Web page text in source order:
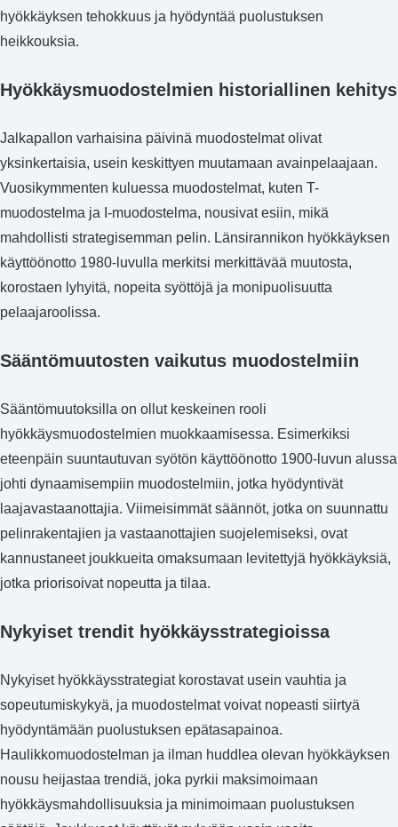
hyökkäyksen tehokkuus ja hyödyntää puolustuksen
heikkouksia.
Hyökkäysmuodostelmien historiallinen kehitys
Jalkapallon varhaisina päivinä muodostelmat olivat
yksinkertaisia, usein keskittyen muutamaan avainpelaajaan.
Vuosikymmenten kuluessa muodostelmat, kuten T-
muodostelma ja I-muodostelma, nousivat esiin, mikä
mahdollisti strategisemman pelin. Länsirannikon hyökkäyksen
käyttöönotto 1980-luvulla merkitsi merkittävää muutosta,
korostaen lyhyitä, nopeita syöttöjä ja monipuolisuutta
pelaajaroolissa.
Sääntömuutosten vaikutus muodostelmiin
Sääntömuutoksilla on ollut keskeinen rooli
hyökkäysmuodostelmien muokkaamisessa. Esimerkiksi
eteenpäin suuntautuvan syötön käyttöönotto 1900-luvun alussa
johti dynaamisempiin muodostelmiin, jotka hyödyntivät
laajavastaanottajia. Viimeisimmät säännöt, jotka on suunnattu
pelinrakentajien ja vastaanottajien suojelemiseksi, ovat
kannustaneet joukkueita omaksumaan levitettyjä hyökkäyksiä,
jotka priorisoivat nopeutta ja tilaa.
Nykyiset trendit hyökkäysstrategioissa
Nykyiset hyökkäysstrategiat korostavat usein vauhtia ja
sopeutumiskykyä, ja muodostelmat voivat nopeasti siirtyä
hyödyntämään puolustuksen epätasapainoa.
Haulikkomuodostelman ja ilman huddlea olevan hyökkäyksen
nousu heijastaa trendiä, joka pyrkii maksimoimaan
hyökkäysmahdollisuuksia ja minimoimaan puolustuksen